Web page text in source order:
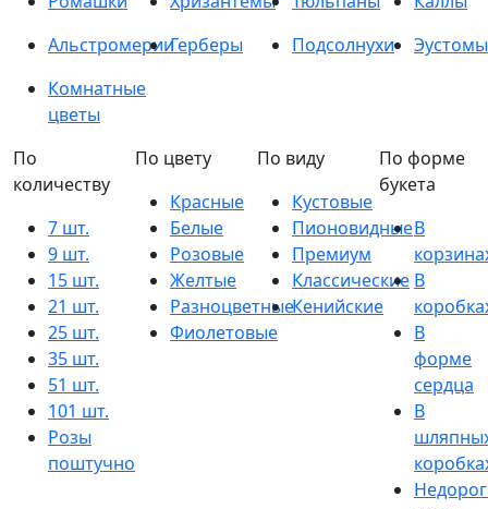
АльстромерииГерберы Подсолнухи
Эустомы
Комнатные
цветы
По
количеству
7 шт.
9 шт.
15 шт.
21 шт.
25 шт.
35 шт.
51 шт.
101 шт.
Розы
поштучно
По цвету
Красные
Белые
Розовые
Желтые
Разноцветные
Фиолетовые
По виду
Кустовые
Пионовидные
Премиум
Классические
Кенийские
По форме
букета
В
В
В
форме
сердца
В